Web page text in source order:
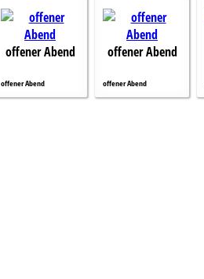
offener Abend
offener Abend
offener Abend
offener Abend